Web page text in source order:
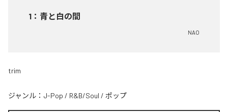
1 ： 青と白の間
NAO
trim
ジャンル： J-Pop / R&B/Soul / ポップ